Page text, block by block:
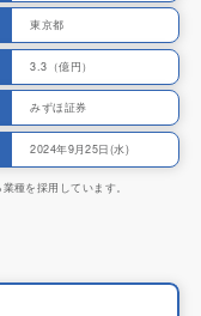
東京都
3.3（億円）
みずほ証券
2024年9月25日(水)
種を採用しています。